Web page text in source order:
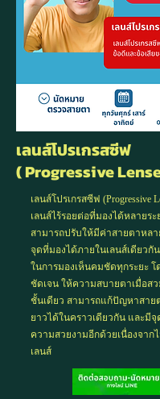
เลนส์โปรเกรสซีฟ
( Progressive
เลนส์โปรเกรสซีฟ (Progressive
เลนส์ไร้รอยต่อที่มองได้หลายระ
สามารถปรับให้มีค่าสายตาหล
จุดที่มองได้ภายในเลนส์เดียวกั
ในการมองเห็นคมชัดทุกระยะ โ
ชัดเจน ให้ความสบายตาเมื่อส
ชั้นเดียว สามารถแก้ปัญหาสาย
ยาวได้ในคราวเดียวกัน และมีจุ
ความสวยงามอีกด้วยเนื่องจาก
เลนส์